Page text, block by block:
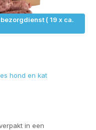
( 19 x ca.
hond en kat
in een